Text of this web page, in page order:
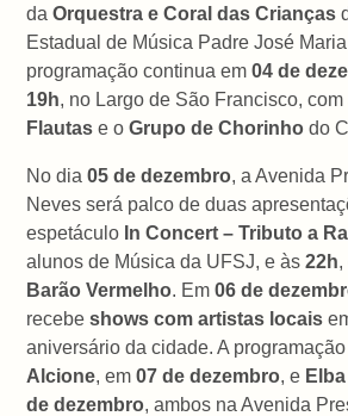
daOrquestra e Coral das Crianças
Estadual de Música Padre José
programação continua em04 de
19h, no Largo de São Francisco,
Flautas e oGrupo de Chorinho do
No dia05 de dezembro, a Avenida
Neves será palco de duas
espetáculo In Concert – Tributo a
alunos de Música da UFSJ, e às22h
Barão Vermelho. Em06 de
recebeshows com artistas locais
aniversário da cidade. A
Alcione, em07 de dezembro, e
de dezembro, ambos na Avenida